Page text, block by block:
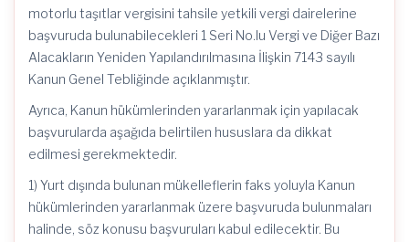
motorlu taşıtlar vergisini tahsile yetkili vergi dairelerine
başvuruda bulunabilecekleri 1 Seri No.lu Vergi ve Diğer Bazı
Alacakların Yeniden Yapılandırılmasına İlişkin 7143 sayılı
Kanun Genel Tebliğinde açıklanmıştır.
Ayrıca, Kanun hükümlerinden yararlanmak için yapılacak
başvurularda aşağıda belirtilen hususlara da dikkat
edilmesi gerekmektedir.
1) Yurt dışında bulunan mükelleflerin faks yoluyla Kanun
hükümlerinden yararlanmak üzere başvuruda bulunmaları
halinde, söz konusu başvuruları kabul edilecektir. Bu